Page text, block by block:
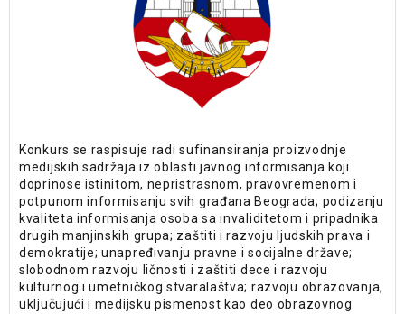
Konkurs se raspisuje radi sufinansiranja proizvodnje
medijskih sadržaja iz oblasti javnog informisanja koji
doprinose istinitom, nepristrasnom, pravovremenom i
potpunom informisanju svih građana Beograda; podizanju
kvaliteta informisanja osoba sa invaliditetom i pripadnika
drugih manjinskih grupa; zaštiti i razvoju ljudskih prava i
demokratije; unapređivanju pravne i socijalne države;
slobodnom razvoju ličnosti i zaštiti dece i razvoju
kulturnog i umetničkog stvaralaštva; razvoju obrazovanja,
uključujući i medijsku pismenost kao deo obrazovnog